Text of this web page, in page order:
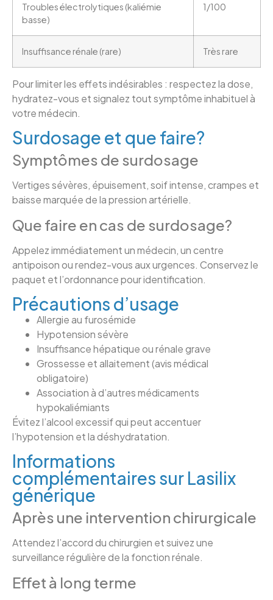
Troubles électrolytiques (kaliémie
basse)
1/100
Insuffisance rénale (rare) Très rare
Pour limiter les effets indésirables : respectez la dose,
hydratez-vous et signalez tout symptôme inhabituel à
votre médecin.
Surdosage et que faire?
Symptômes de surdosage
Vertiges sévères, épuisement, soif intense, crampes et
baisse marquée de la pression artérielle.
Que faire en cas de surdosage?
Appelez immédiatement un médecin, un centre
antipoison ou rendez-vous aux urgences. Conservez le
paquet et l’ordonnance pour identification.
Précautions d’usage
Allergie au furosémide
Hypotension sévère
Insuffisance hépatique ou rénale grave
Grossesse et allaitement (avis médical
obligatoire)
Association à d’autres médicaments
hypokaliémiants
Évitez l’alcool excessif qui peut accentuer
l’hypotension et la déshydratation.
Informations
complémentaires sur Lasilix
générique
Après une intervention chirurgicale
Attendez l’accord du chirurgien et suivez une
surveillance régulière de la fonction rénale.
Effet à long terme